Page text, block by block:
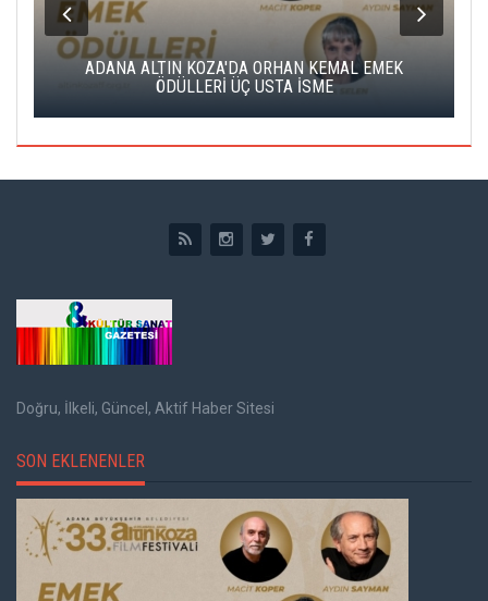
ADANA ALTIN KOZA'DA ORHAN KEMAL EMEK
ÖDÜLLERİ ÜÇ USTA İSME
Doğru, İlkeli, Güncel, Aktif Haber Sitesi
SON EKLENENLER